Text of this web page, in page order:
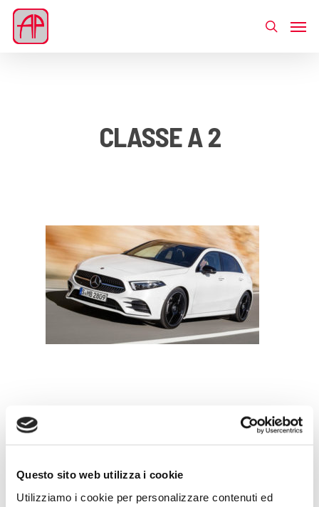
Questo sito web utilizza i cookie
Utilizziamo i cookie per personalizzare contenuti ed
CLASSE A 2
Leave a Reply